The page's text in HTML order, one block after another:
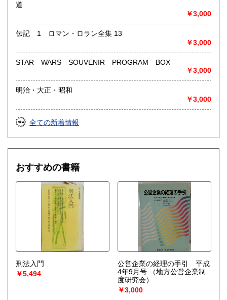
道
￥3,000
伝記 1 ロマン・ロラン全集 13
￥3,000
STAR WARS SOUVENIR PROGRAM BOX
￥3,000
明治・大正・昭和
￥3,000
全ての新着情報
おすすめの書籍
刑法入門
￥5,494
公営企業の経理の手引 平成
4年9月号
（地方公営企業制
度研究会）
￥3,000